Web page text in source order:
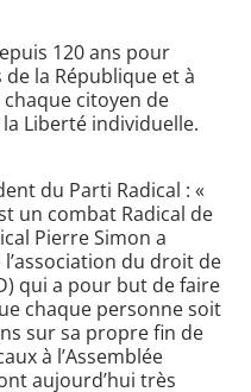
120 ans pour
la République et à
citoyen de
Liberté individuelle.
du Parti Radical : «
un combat Radical de
Pierre Simon a
du droit de
qui a pour but de faire
chaque personne soit
sur sa propre fin de
à l’Assemblée
aujourd’hui très